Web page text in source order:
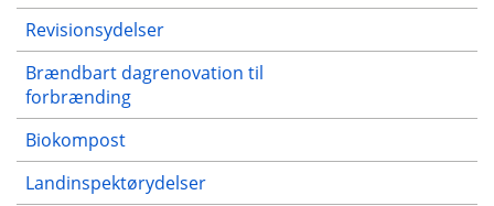
Revisionsydelser
Brændbart dagrenovation til
forbrænding
Biokompost
Landinspektørydelser